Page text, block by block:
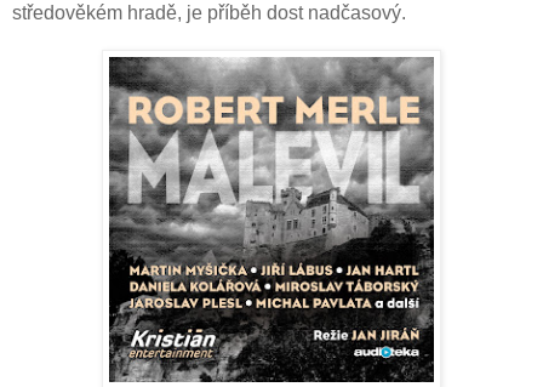
středověkém hradě, je příběh dost nadčasový.